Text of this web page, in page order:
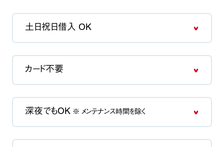
土日祝日借入 OK
カード不要
深夜でもOK ※ メンテナンス時間を除く